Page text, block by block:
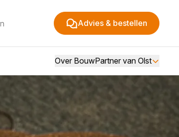
Advies & bestellen
Over BouwPartner van Olst